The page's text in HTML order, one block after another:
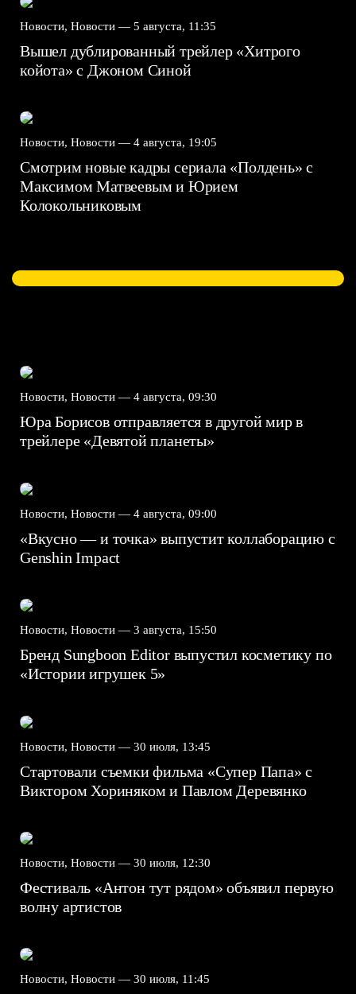
Новости, Новости — 5 августа, 11:35
Вышел дублированный трейлер «Хитрого
койота» с Джоном Синой
Новости, Новости — 4 августа, 19:05
Смотрим новые кадры сериала «Полдень» с
Максимом Матвеевым и Юрием
Колокольниковым
Новости, Новости — 4 августа, 09:30
Юра Борисов отправляется в другой мир в
трейлере «Девятой планеты»
Новости, Новости — 4 августа, 09:00
«Вкусно — и точка» выпустит коллаборацию с
Genshin Impact⁠⁠
Новости, Новости — 3 августа, 15:50
Бренд Sungboon Editor выпустил косметику по
«Истории игрушек 5»
Новости, Новости — 30 июля, 13:45
Стартовали съемки фильма «Супер Папа» с
Виктором Хориняком и Павлом Деревянко
Новости, Новости — 30 июля, 12:30
Фестиваль «Антон тут рядом» объявил первую
волну артистов
Новости, Новости — 30 июля, 11:45